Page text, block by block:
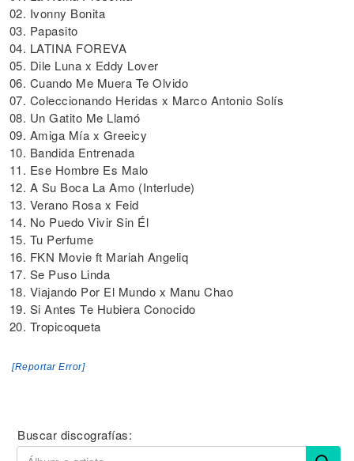
02. Ivonny Bonita
03. Papasito
04. LATINA FOREVA
05. Dile Luna x Eddy Lover
06. Cuando Me Muera Te Olvido
07. Coleccionando Heridas x Marco Antonio Solís
08. Un Gatito Me Llamó
09. Amiga Mía x Greeicy
10. Bandida Entrenada
11. Ese Hombre Es Malo
12. A Su Boca La Amo (Interlude)
13. Verano Rosa x Feid
14. No Puedo Vivir Sin Él
15. Tu Perfume
16. FKN Movie ft Mariah Angeliq
17. Se Puso Linda
18. Viajando Por El Mundo x Manu Chao
19. Si Antes Te Hubiera Conocido
20. Tropicoqueta
[Reportar Error]
Buscar discografías: